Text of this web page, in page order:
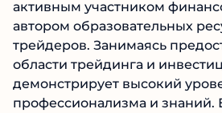
AleffTraders, или Илья
активным участником
автором образовательных
трейдеров. Занимаясь
в области трейдинга и
демонстрирует высокий